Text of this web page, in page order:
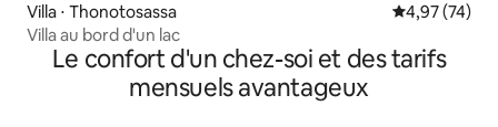
Villa ⋅ Thonotosassa Évaluation
4,97 (74)
Villa au bord d'un lac
Le confort d'un chez-soi et des tarifs
mensuels avantageux